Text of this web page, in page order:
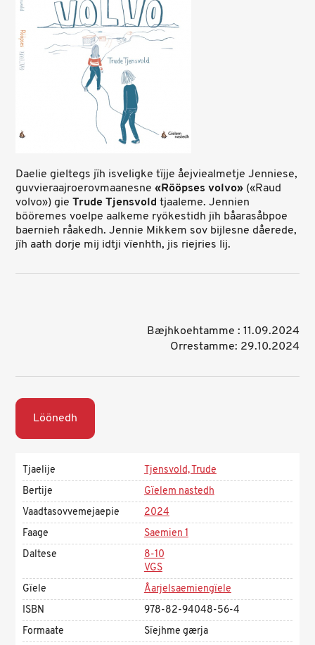
Daelie gieltegs jïh isveligke tïjje åejviealmetje Jenniese,
guvvieraajroerovmaanesne«Rööpses volvo» («Raud
volvo») gieTrude Tjensvold tjaaleme. Jennien
bööremes voelpe aalkeme ryökestidh jïh båarasåbpoe
baernieh råakedh. Jennie Mikkem sov bijlesne dåerede,
jïh aath dorje mij idtji vïenhth, jis riejries lij.
Bæjhkoehtamme : 11.09.2024
Orrestamme: 29.10.2024
Löönedh
Tjaelije
Tjensvold, Trude
Bertije
Gïelem nastedh
Vaadtasovvemejaepie
2024
Faage
Saemien 1
Daltese
8-10
VGS
Gïele
Åarjelsaemiengïele
ISBN
978-82-94048-56-4
Formaate
Sïejhme gærja